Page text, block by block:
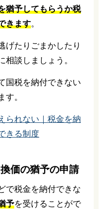
猶予してもらうか税
きます。
げたりごまかしたり
談しましょう。
国税を納付できない
す。
られない｜税金を納
きる制度
価の猶予の申請
で税金を納付できな
予を受けることがで